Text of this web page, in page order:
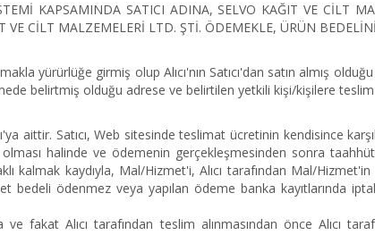
KAPSAMINDA SATICI ADINA, SELVO KAĞIT VE CİLT
CİLT MALZEMELERİ LTD. ŞTİ. ÖDEMEKLE, ÜRÜN
yürürlüğe girmiş olup Alıcı'nın Satıcı'dan satın almış
belirtmiş olduğu adrese ve belirtilen yetkili kişi/kişilere
aittir. Satıcı, Web sitesinde teslimat ücretinin kendisince
olması halinde ve ödemenin gerçekleşmesinden sonra
kalmak kaydıyla, Mal/Hizmet'i, Alıcı tarafından Mal/
bedeli ödenmez veya yapılan ödeme banka kayıtlarında
fakat Alıcı tarafından teslim alınmasından önce Alıcı